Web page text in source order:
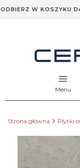
ODBIERZ W KOSZYKU
Menu
Strona główna Płytki